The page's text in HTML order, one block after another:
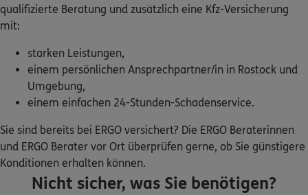
ERGO
Christiane Geist
Homepage besuchen
Annett Ahrens
Homepage besuchen
Stephan Höch
Dankwartstr. 34 a,23966 Wismar(46.6 km)
qualifizierte Beratung und zusätzlich eine Kfz-Versicherung
mit:
starken Leistungen,
einem persönlichen Ansprechpartner/in in Rostock und
Umgebung,
einem einfachen 24-Stunden-Schadenservice.
Sie sind bereits bei ERGO versichert? Die ERGO Beraterinnen
und ERGO Berater vor Ort überprüfen gerne, ob Sie günstigere
Konditionen erhalten können.
Nicht sicher, was Sie benötigen?